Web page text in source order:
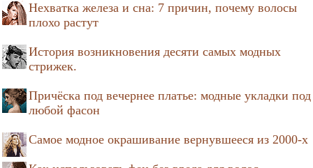
Нехватка железа и сна: 7 причин, почему волосы
плохо растут
История возникновения десяти самых модных
стрижек.
Причёска под вечернее платье: модные укладки под
любой фасон
Самое модное окрашивание вернувшееся из 2000-х